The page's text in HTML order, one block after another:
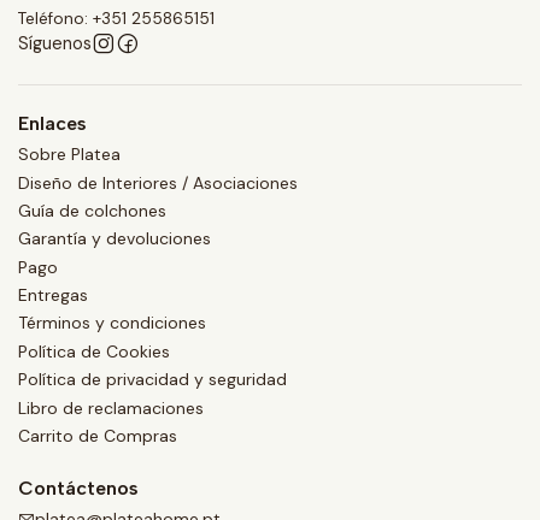
Teléfono: +351 255865151
Síguenos
Enlaces
Sobre Platea
Diseño de Interiores / Asociaciones
Guía de colchones
Garantía y devoluciones
Pago
Entregas
Términos y condiciones
Política de Cookies
Política de privacidad y seguridad
Libro de reclamaciones
Carrito de Compras
Contáctenos